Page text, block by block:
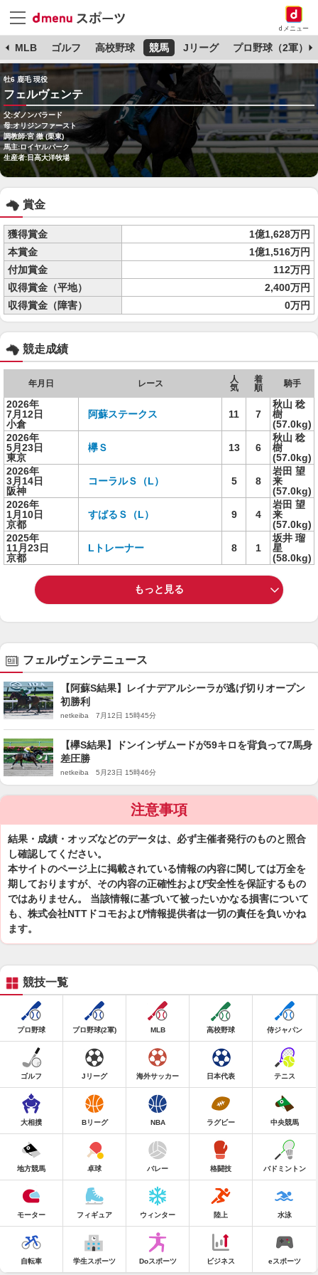
dメニュー
MLB ゴルフ 高校野球 競馬 Jリーグ プロ野球（2軍）
牡6 鹿毛 現役
フェルヴェンテ
父:ダノンバラード
母:オリジンファースト
調教師:宮 徹 (栗東)
馬主:ロイヤルパーク
生産者:日高大洋牧場
賞金
獲得賞金
1億1,628万円
本賞金
1億1,516万円
付加賞金
112万円
収得賞金（平地）
2,400万円
収得賞金（障害）
0万円
競走成績
年月日 レース
人
気
着
順
騎手
2026年
7月12日
小倉
阿蘇ステークス 11 7
秋山 稔
樹
(57.0kg)
2026年
5月23日
東京
欅Ｓ 13 6
秋山 稔
樹
(57.0kg)
2026年
3月14日
阪神
コーラルＳ（L） 5 8
岩田 望
来
(57.0kg)
2026年
1月10日
京都
すばるＳ（L） 9 4
岩田 望
来
(57.0kg)
2025年
11月23日
京都
Lトレーナー 8 1
坂井 瑠
星
(58.0kg)
もっと見る
フェルヴェンテニュース
【阿蘇S結果】レイナデアルシーラが逃げ切りオープン
初勝利
netkeiba 7月12日 15時45分
【欅S結果】ドンインザムードが59キロを背負って7馬身
差圧勝
netkeiba 5月23日 15時46分
注意事項
結果・成績・オッズなどのデータは、必ず主催者発行のものと照合
し確認してください。
本サイトのページ上に掲載されている情報の内容に関しては万全を
期しておりますが、その内容の正確性および安全性を保証するもの
ではありません。 当該情報に基づいて被ったいかなる損害について
も、株式会社NTTドコモおよび情報提供者は一切の責任を負いかね
ます。
競技一覧
プロ野球 プロ野球(2軍) MLB 高校野球 侍ジャパン
ゴルフ Jリーグ 海外サッカー 日本代表 テニス
大相撲 Bリーグ NBA ラグビー 中央競馬
地方競馬 卓球 バレー 格闘技 バドミントン
モーター フィギュア ウィンター 陸上 水泳
自転車 学生スポーツ Doスポーツ ビジネス eスポーツ